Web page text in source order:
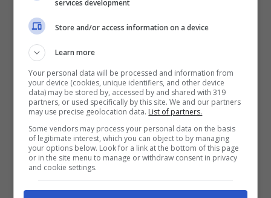
Tra gli eventi più caratteristici e interessarti cui
partecipare ci sono anche i
agroalimentaridi Coldiretti Campagna Amica
che torneranno ad animare le piazze di Napoli.
Qui sarà possibile acquistare ottimi prodotti
alimentari della Campania a km 0. Se volete
approfittare degli ultimi giorni di sole per fare
qualche bagno, è possibile prenotare anche
qualche posto in spiaggia a Posillipo. La
Spiaggia delle Monacheè una spiaggia libera
vicino a Palazzo Donn’Anna riaperta da poco ma
services development
Store and/or access information on a device
Learn more
Your personal data will be processed and information from
your device (cookies, unique identifiers, and other device
data) may be stored by, accessed by and shared with 319
partners, or used specifically by this site. We and our partners
may use precise geolocation data. List of partners.
Some vendors may process your personal data on the basis
of legitimate interest, which you can object to by managing
your options below. Look for a link at the bottom of this page
or in the site menu to manage or withdraw consent in privacy
and cookie settings.